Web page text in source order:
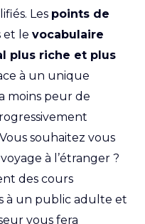
Les points de
et le vocabulaire
plus riche et plus
à un unique
moins peur de
souhaitez vous
à l’étranger ?
des cours
à un public adulte et
vous fera